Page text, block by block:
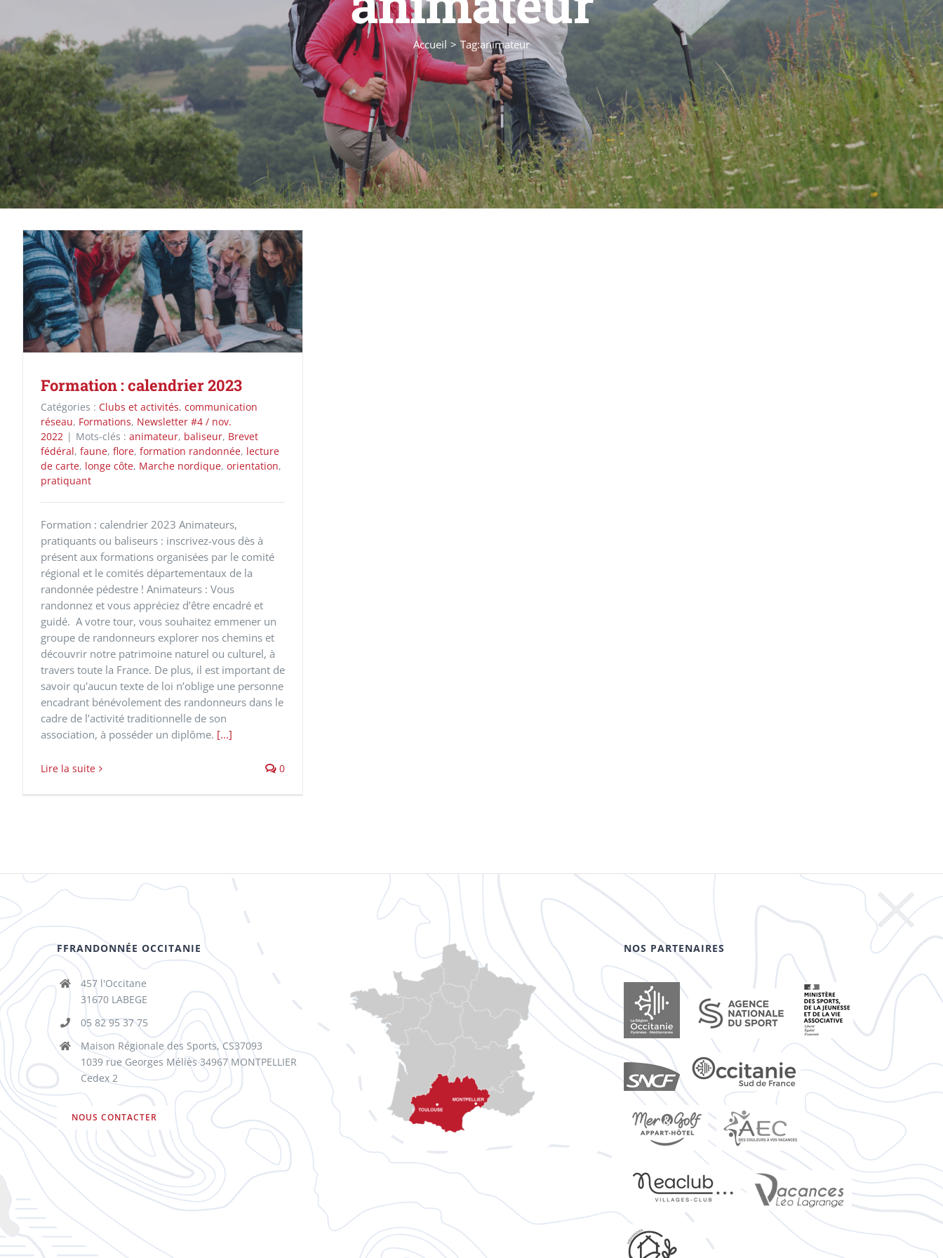
Accueil Tag:animateur
Formation : calendrier 2023
Catégories : Clubs et activités, communication
réseau, Formations, Newsletter #4 / nov.
2022 | Mots-clés : animateur, baliseur, Brevet
fédéral, faune, flore, formation randonnée, lecture
de carte, longe côte, Marche nordique, orientation,
pratiquant
Formation : calendrier 2023 Animateurs,
pratiquants ou baliseurs : inscrivez-vous dès à
présent aux formations organisées par le comité
régional et le comités départementaux de la
randonnée pédestre ! Animateurs : Vous
randonnez et vous appréciez d’être encadré et
guidé. A votre tour, vous souhaitez emmener un
groupe de randonneurs explorer nos chemins et
découvrir notre patrimoine naturel ou culturel, à
travers toute la France. De plus, il est important de
savoir qu'aucun texte de loi n’oblige une personne
encadrant bénévolement des randonneurs dans le
cadre de l’activité traditionnelle de son
association, à posséder un diplôme. [...]
Lire la suite 0
FFRANDONNÉE OCCITANIE
457 l'Occitane
31670 LABEGE
05 82 95 37 75
Maison Régionale des Sports, CS37093
1039 rue Georges Méliès 34967 MONTPELLIER
Cedex 2
NOUS CONTACTER
NOS PARTENAIRES